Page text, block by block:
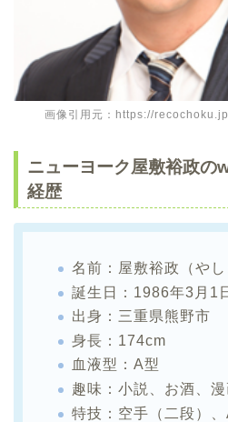
画像引用元：https://
ニューヨーク屋敷裕政の
経歴
名前：屋敷裕政（やし
誕生日：1986年3月1
出身：三重県熊野市
身長：174cm
血液型：A型
趣味：小説、お酒、
特技：空手（二段）